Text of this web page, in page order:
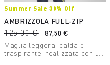
Summer Sale 30% Off
AMBRIZZOLA FULL-ZIP
125,00 €
87,50 €
Maglia leggera, calda e
traspirante, realizzata con un